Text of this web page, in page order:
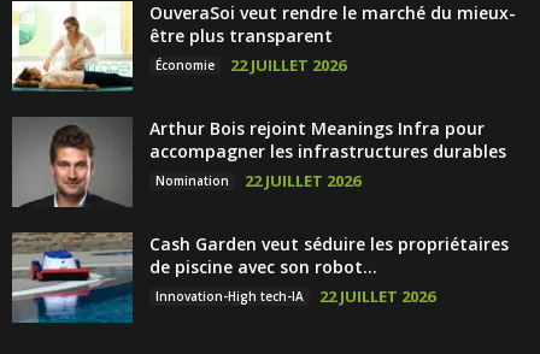
OuveraSoi veut rendre le marché du mieux-
être plus transparent
Économie 22 JUILLET 2026
Arthur Bois rejoint Meanings Infra pour
accompagner les infrastructures durables
Nomination 22 JUILLET 2026
Cash Garden veut séduire les propriétaires
de piscine avec son robot...
Innovation-High tech-IA 22 JUILLET 2026